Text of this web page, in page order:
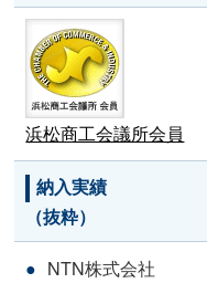
浜松商工会議所会員
納入実績
（抜粋）
NTN株式会社